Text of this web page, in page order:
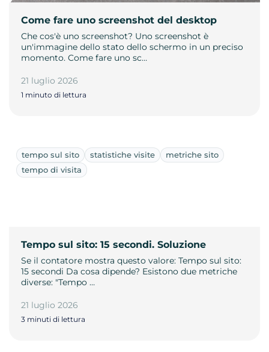
Come fare uno screenshot del desktop
Che cos'è uno screenshot? Uno screenshot è
un'immagine dello stato dello schermo in un preciso
momento. Come fare uno sc…
21 luglio 2026
1 minuto di lettura
tempo sul sito statistiche visite
metriche sito
tempo di visita
Tempo sul sito: 15 secondi. Soluzione
Se il contatore mostra questo valore: Tempo sul sito:
15 secondi Da cosa dipende? Esistono due metriche
diverse: "Tempo …
21 luglio 2026
3 minuti di lettura